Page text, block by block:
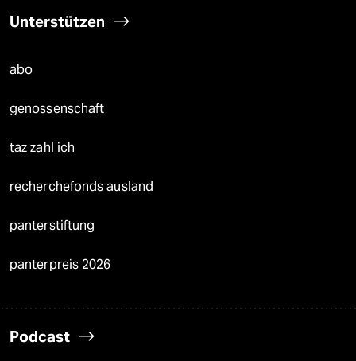
Unterstützen
abo
genossenschaft
taz zahl ich
recherchefonds ausland
panterstiftung
panterpreis 2026
Podcast